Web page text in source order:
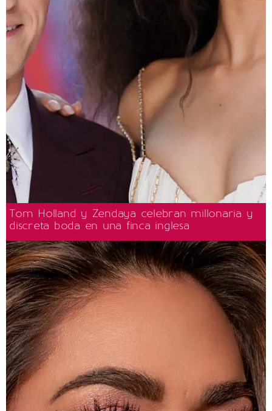
Tom Holland y Zendaya celebran millonaria y
discreta boda en una finca inglesa